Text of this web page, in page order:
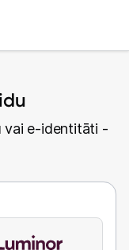
vai e-identitāti -